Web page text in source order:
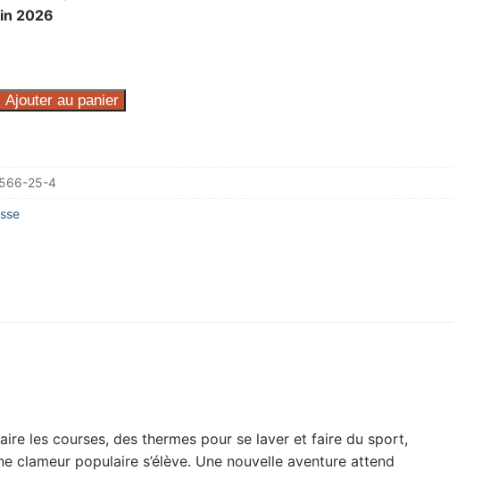
2026
Ajouter au panier
25-4
les courses, des thermes pour se laver et faire du sport,
clameur populaire s’élève. Une nouvelle aventure attend